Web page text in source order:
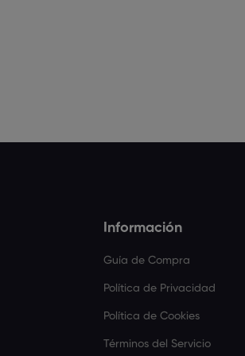
Información
Guía de Compra
Política de Privacidad
Política de Cookies
Términos del Servicio